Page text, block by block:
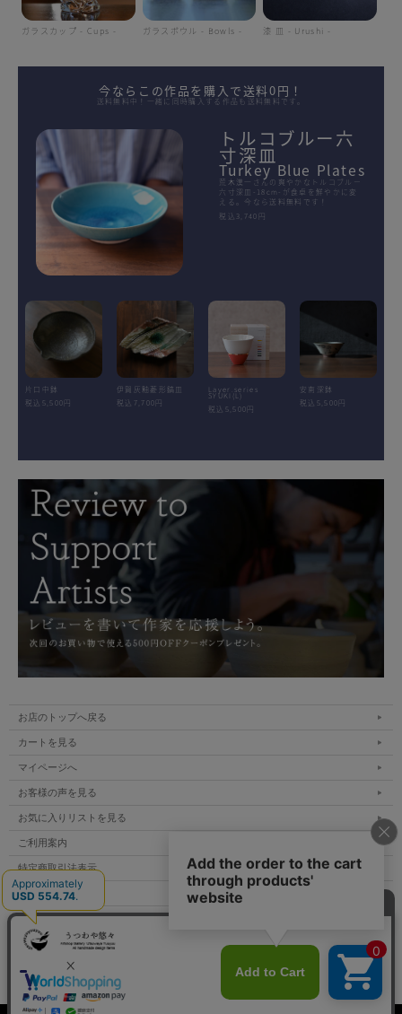
ガラスカップ - Cups - ガラスボウル - Bowls - 漆 皿 - Urushi -
今ならこの作品を購入で送料0円！
送料無料中！一緒に同時購入する作品も送料無料です。
トルコブルー六
寸深皿
Turkey Blue Plates
荒木漢一さんの爽やかなトルコブルー
六寸深皿-18cm-が食卓を鮮やかに変
える。今なら送料無料です！
税込3,740円
片口中鉢
税込5,500円
伊賀灰釉菱形鎬皿
税込7,700円
Layer.series
SYUKI(L)
税込5,500円
安南深鉢
税込5,500円
お店のトップへ戻る
カートを見る
マイページへ
お客様の声を見る
お気に入りリストを見る
ご利用案内
特定商取引法表示
個人情報の取扱い
サイトマップ
メルマガ登録
お問い合わせ